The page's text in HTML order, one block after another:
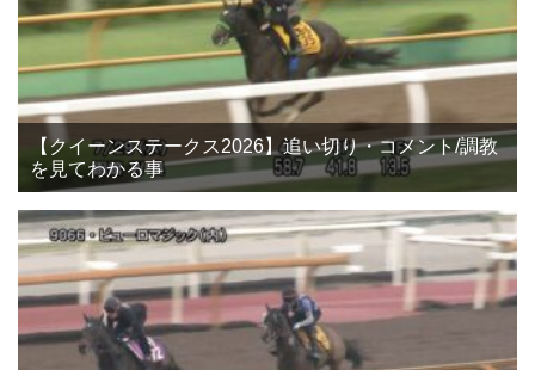
【クイーンステークス2026】追い切り・コメント/調教
を見てわかる事